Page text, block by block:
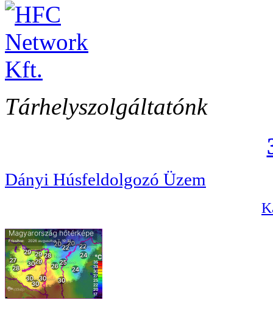
Tárhelyszolgáltatónk
Dányi Húsfeldolgozó Üzem